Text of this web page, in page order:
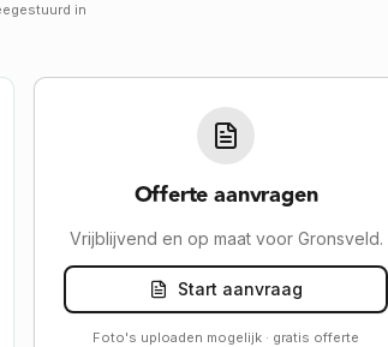
in
Offerte aanvragen
Vrijblijvend en op maat voor Gronsveld.
Start aanvraag
Foto's uploaden mogelijk · gratis offerte